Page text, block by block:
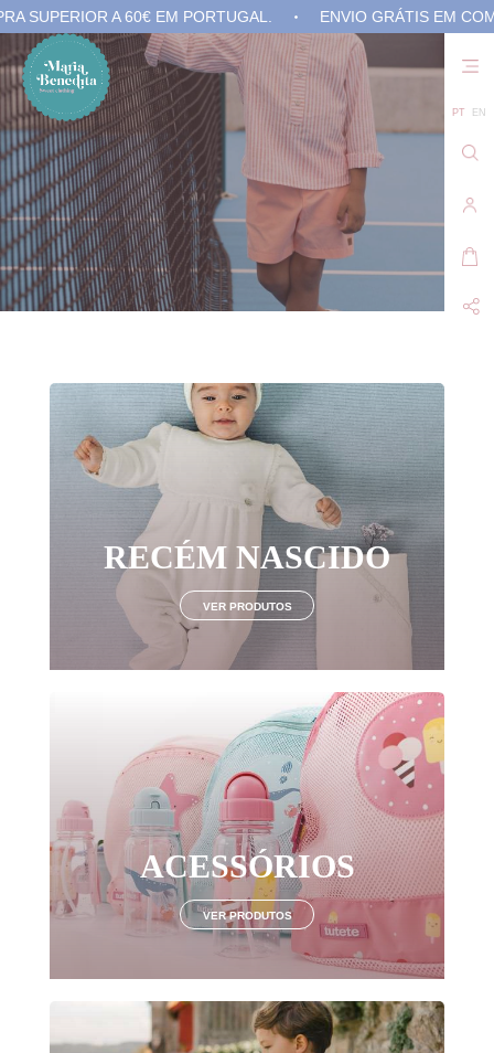
A 60€ EM PORTUGAL. ENVIO GRÁTIS EM COMPRA
PT EN
Não
no
de
RECÉM NASCIDO
VER PRODUTOS
ACESSÓRIOS
VER PRODUTOS